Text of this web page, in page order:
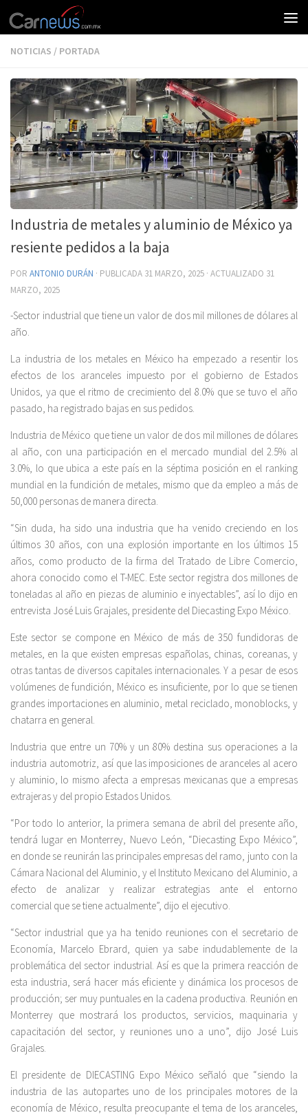
NOTICIAS / PORTADA
Industria de metales y aluminio de México ya
resiente pedidos a la baja
POR ANTONIO DURÁN · PUBLICADA 31 MARZO, 2025 · ACTUALIZADO 31
MARZO, 2025
-Sector industrial que tiene un valor de dos mil millones de dólares al
año.
La industria de los metales en México ha empezado a resentir los
efectos de los aranceles impuesto por el gobierno de Estados
Unidos, ya que el ritmo de crecimiento del 8.0% que se tuvo el año
pasado, ha registrado bajas en sus pedidos.
Industria de México que tiene un valor de dos mil millones de dólares
al año, con una participación en el mercado mundial del 2.5% al
3.0%, lo que ubica a este país en la séptima posición en el ranking
mundial en la fundición de metales, mismo que da empleo a más de
50,000 personas de manera directa.
“Sin duda, ha sido una industria que ha venido creciendo en los
últimos 30 años, con una explosión importante en los últimos 15
años, como producto de la firma del Tratado de Libre Comercio,
ahora conocido como el T-MEC. Este sector registra dos millones de
toneladas al año en piezas de aluminio e inyectables”, así lo dijo en
entrevista José Luis Grajales, presidente del Diecasting Expo México.
Este sector se compone en México de más de 350 fundidoras de
metales, en la que existen empresas españolas, chinas, coreanas, y
otras tantas de diversos capitales internacionales. Y a pesar de esos
volúmenes de fundición, México es insuficiente, por lo que se tienen
grandes importaciones en aluminio, metal reciclado, monoblocks, y
chatarra en general.
Industria que entre un 70% y un 80% destina sus operaciones a la
industria automotriz, así que las imposiciones de aranceles al acero
y aluminio, lo mismo afecta a empresas mexicanas que a empresas
extrajeras y del propio Estados Unidos.
“Por todo lo anterior, la primera semana de abril del presente año,
tendrá lugar en Monterrey, Nuevo León, “Diecasting Expo México”,
en donde se reunirán las principales empresas del ramo, junto con la
Cámara Nacional del Aluminio, y el Instituto Mexicano del Aluminio, a
efecto de analizar y realizar estrategias ante el entorno
comercial que se tiene actualmente”, dijo el ejecutivo.
“Sector industrial que ya ha tenido reuniones con el secretario de
Economía, Marcelo Ebrard, quien ya sabe indudablemente de la
problemática del sector industrial. Así es que la primera reacción de
esta industria, será hacer más eficiente y dinámica los procesos de
producción; ser muy puntuales en la cadena productiva. Reunión en
Monterrey que mostrará los productos, servicios, maquinaria y
capacitación del sector, y reuniones uno a uno”, dijo José Luis
Grajales.
El presidente de DIECASTING Expo México señaló que “siendo la
industria de las autopartes uno de los principales motores de la
economía de México, resulta preocupante el tema de los aranceles,